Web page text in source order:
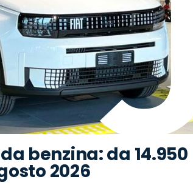
benzina: da 14.950
2026